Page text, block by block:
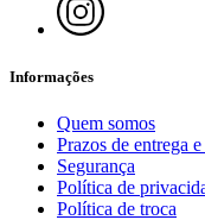
Informações
Quem somos
Prazos de entrega
Segurança
Política de
Política de troca